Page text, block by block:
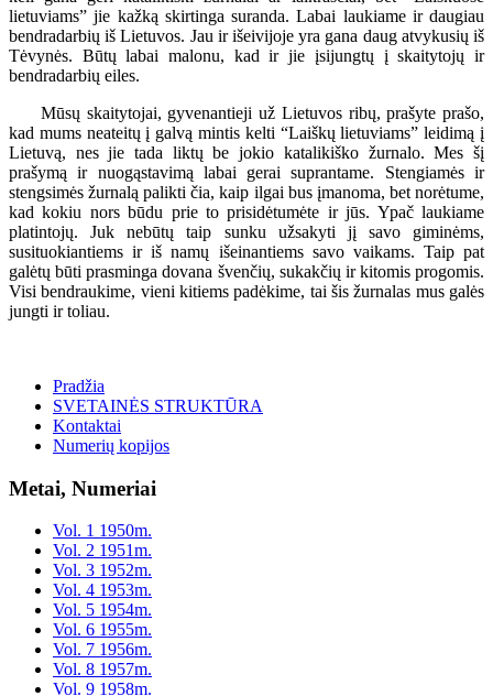
lietuviams” jie kažką skirtinga suranda. Labai laukiame ir daugiau
bendradarbių iš Lietuvos. Jau ir išeivijoje yra gana daug atvykusių iš
Tėvynės. Būtų labai malonu, kad ir jie įsijungtų į skaitytojų ir
bendradarbių eiles.
Mūsų skaitytojai, gyvenantieji už Lietuvos ribų, prašyte prašo,
kad mums neateitų į galvą mintis kelti “Laiškų lietuviams” leidimą į
Lietuvą, nes jie tada liktų be jokio katalikiško žurnalo. Mes šį
prašymą ir nuogąstavimą labai gerai suprantame. Stengiamės ir
stengsimės žurnalą palikti čia, kaip ilgai bus įmanoma, bet norėtume,
kad kokiu nors būdu prie to prisidėtumėte ir jūs. Ypač laukiame
platintojų. Juk nebūtų taip sunku užsakyti jį savo giminėms,
susituokiantiems ir iš namų išeinantiems savo vaikams. Taip pat
galėtų būti prasminga dovana švenčių, sukakčių ir kitomis progomis.
Visi bendraukime, vieni kitiems padėkime, tai šis žurnalas mus galės
jungti ir toliau.
Pradžia
SVETAINĖS STRUKTŪRA
Kontaktai
Numerių kopijos
Metai, Numeriai
Vol. 1 1950m.
Vol. 2 1951m.
Vol. 3 1952m.
Vol. 4 1953m.
Vol. 5 1954m.
Vol. 6 1955m.
Vol. 7 1956m.
Vol. 8 1957m.
Vol. 9 1958m.